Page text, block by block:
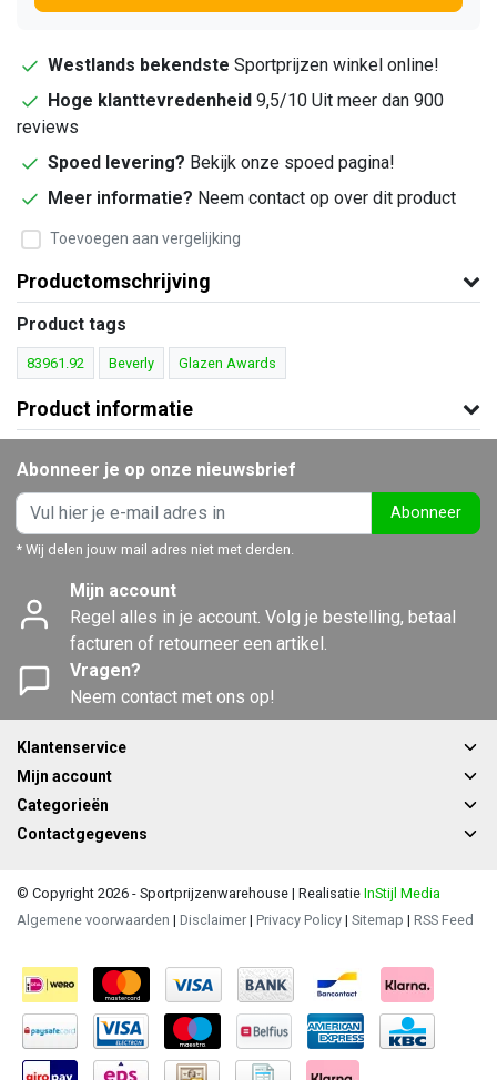
Westlands bekendste Sportprijzen winkel online!
Hoge klanttevredenheid 9,5/10 Uit meer dan 900
reviews
Spoed levering? Bekijk onze spoed pagina!
Meer informatie? Neem contact op over dit product
Toevoegen aan vergelijking
Productomschrijving
Product tags
83961.92 Beverly Glazen Awards
Product informatie
Abonneer je op onze nieuwsbrief
Abonneer
* Wij delen jouw mail adres niet met derden.
Mijn account
Regel alles in je account. Volg je bestelling, betaal
facturen of retourneer een artikel.
Vragen?
Neem contact met ons op!
Klantenservice
Mijn account
Categorieën
Contactgegevens
© Copyright 2026 - Sportprijzenwarehouse | Realisatie InStijl Media
Algemene voorwaarden | Disclaimer | Privacy Policy | Sitemap | RSS Feed